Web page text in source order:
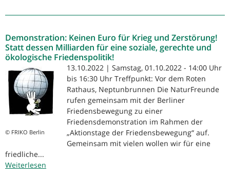
Berlin
Antikriegstag
Demonstration: Keinen Euro für Krieg und Zerstörung!
Statt dessen Milliarden für eine soziale, gerechte und
ökologische Friedenspolitik!
© FRIKO Berlin
13.10.2022 | Samstag, 01.10.2022 - 14:00 Uhr
bis 16:30 Uhr Treffpunkt: Vor dem Roten
Rathaus, Neptunbrunnen Die NaturFreunde
rufen gemeinsam mit der Berliner
Friedensbewegung zu einer
Friedensdemonstration im Rahmen der
„Aktionstage der Friedensbewegung“ auf.
Gemeinsam mit vielen wollen wir für eine
friedliche...
Weiterlesen